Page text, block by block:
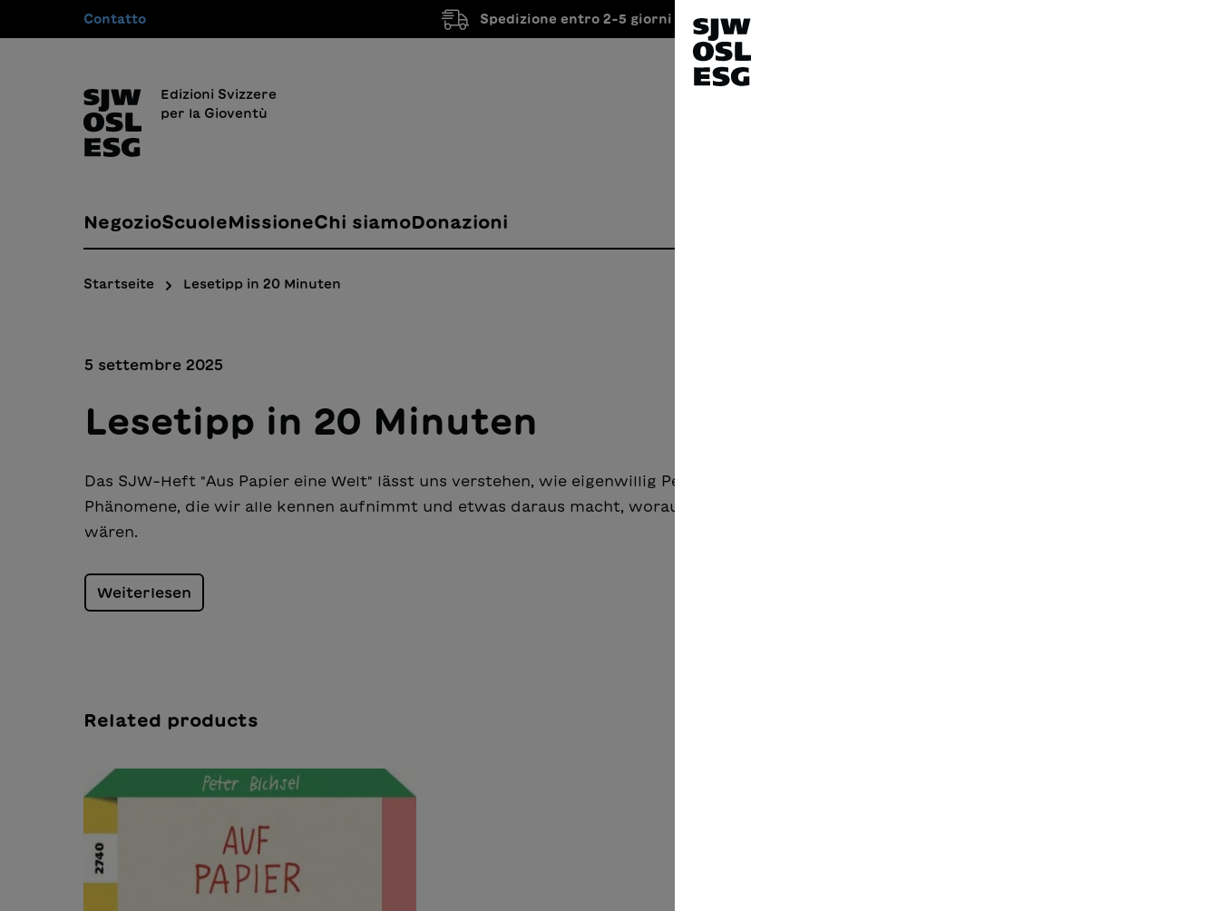
Passa alla navigazione principale
Contatto Spedizione entro 2-5 giorni lavorativi
Edizioni Svizzere
per la Gioventù
NegozioScuoleMissioneChi siamoDonazioni
Startseite Lesetipp in 20 Minuten
5 settembre 2025
Lesetipp in 20 Minuten
Das SJW-Heft "Aus Papier eine Welt" lässt uns verstehen, wie eigenwillig Peter Bichsel Dinge und
Phänomene, die wir alle kennen aufnimmt und etwas daraus macht, worauf wir nicht gekommen
wären.
Weiterlesen
Salta la galleria dei prodotti
Related products